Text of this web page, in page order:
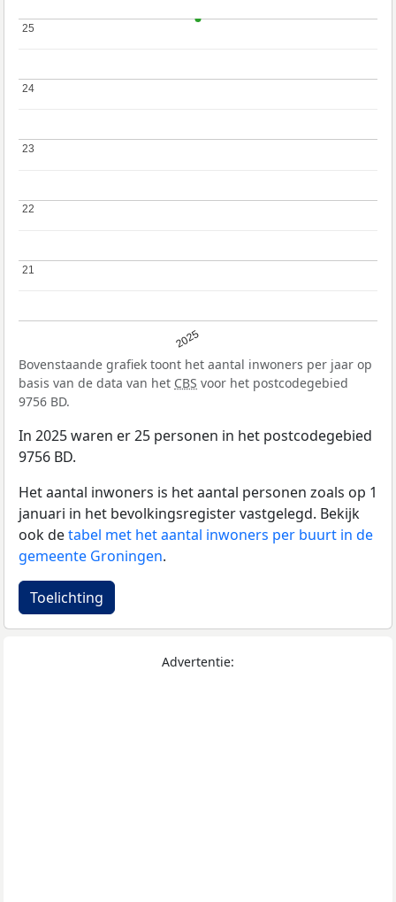
2025
21
21
22
22
23
23
24
24
25
25
Bovenstaande grafiek toont het aantal inwoners per jaar op
basis van de data van het CBS voor het postcodegebied
9756 BD.
In 2025 waren er 25 personen in het postcodegebied
9756 BD.
Het aantal inwoners is het aantal personen zoals op 1
januari in het bevolkingsregister vastgelegd. Bekijk
ook detabel met het aantal inwoners per buurt in de
gemeente Groningen.
Toelichting
Advertentie: